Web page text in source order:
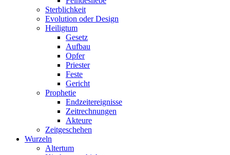
Sterblichkeit
Evolution oder Design
Heiligtum
Gesetz
Aufbau
Opfer
Priester
Feste
Gericht
Prophetie
Endzeitereignisse
Zeitrechnungen
Akteure
Zeitgeschehen
Wurzeln
Altertum